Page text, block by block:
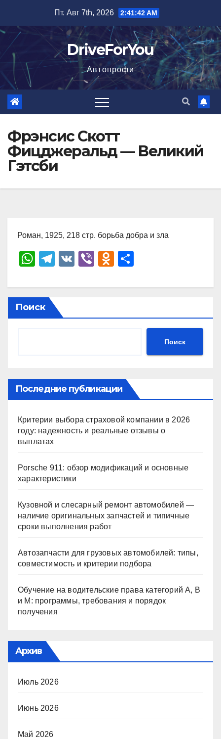
содержимому
Пт. Авг 7th, 2026 2:41:43 AM
DriveForYou
Автопрофи
Фрэнсис Скотт
Фицджеральд — Великий
Гэтсби
Роман, 1925, 218 стр. борьба добра и зла
W
at
s
A
T
e
gr
a
V
Vi
er
O
n
kl
ki
р
в
ть
Поиск
Поиск
Последние публикации
Критерии выбора страховой компании в 2026
году: надежность и реальные отзывы о
выплатах
Porsche 911: обзор модификаций и основные
характеристики
Кузовной и слесарный ремонт автомобилей —
наличие оригинальных запчастей и типичные
сроки выполнения работ
Автозапчасти для грузовых автомобилей: типы,
совместимость и критерии подбора
Обучение на водительские права категорий A, B
и M: программы, требования и порядок
получения
Архив
Июль 2026
Июнь 2026
Май 2026